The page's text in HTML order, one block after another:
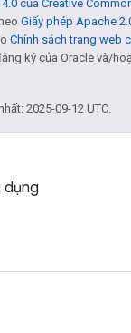
của Creative
Giấy phép Apache
Chính sách trang web
ký của Oracle và/
2025-09-12 UTC.
dụng